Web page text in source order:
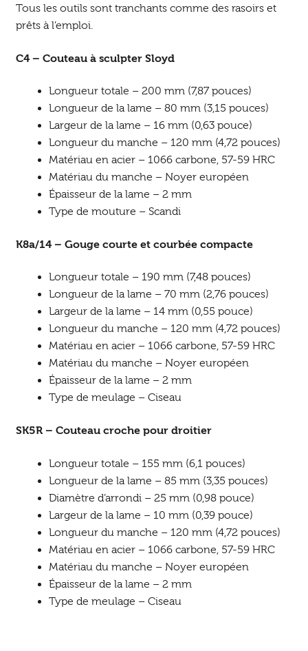
Tous les outils sont tranchants comme des rasoirs et
prêts à l’emploi.
C4 – Couteau à sculpter Sloyd
Longueur totale – 200 mm (7,87 pouces)
Longueur de la lame – 80 mm (3,15 pouces)
Largeur de la lame – 16 mm (0,63 pouce)
Longueur du manche – 120 mm (4,72 pouces)
Matériau en acier – 1066 carbone, 57-59 HRC
Matériau du manche – Noyer européen
Épaisseur de la lame – 2 mm
Type de mouture – Scandi
K8a/14 – Gouge courte et courbée compacte
Longueur totale – 190 mm (7,48 pouces)
Longueur de la lame – 70 mm (2,76 pouces)
Largeur de la lame – 14 mm (0,55 pouce)
Longueur du manche – 120 mm (4,72 pouces)
Matériau en acier – 1066 carbone, 57-59 HRC
Matériau du manche – Noyer européen
Épaisseur de la lame – 2 mm
Type de meulage – Ciseau
SK5R – Couteau croche pour droitier
Longueur totale – 155 mm (6,1 pouces)
Longueur de la lame – 85 mm (3,35 pouces)
Diamètre d’arrondi – 25 mm (0,98 pouce)
Largeur de la lame – 10 mm (0,39 pouce)
Longueur du manche – 120 mm (4,72 pouces)
Matériau en acier – 1066 carbone, 57-59 HRC
Matériau du manche – Noyer européen
Épaisseur de la lame – 2 mm
Type de meulage – Ciseau